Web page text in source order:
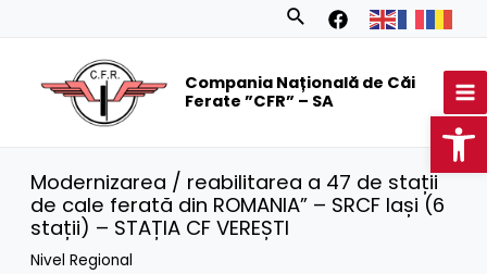
Search
Compania Națională de Căi
Ferate ”CFR” – SA
Modernizarea / reabilitarea a 47 de stații
de cale ferată din ROMANIA” – SRCF Iași (6
stații) – STAȚIA CF VEREȘTI
Nivel Regional